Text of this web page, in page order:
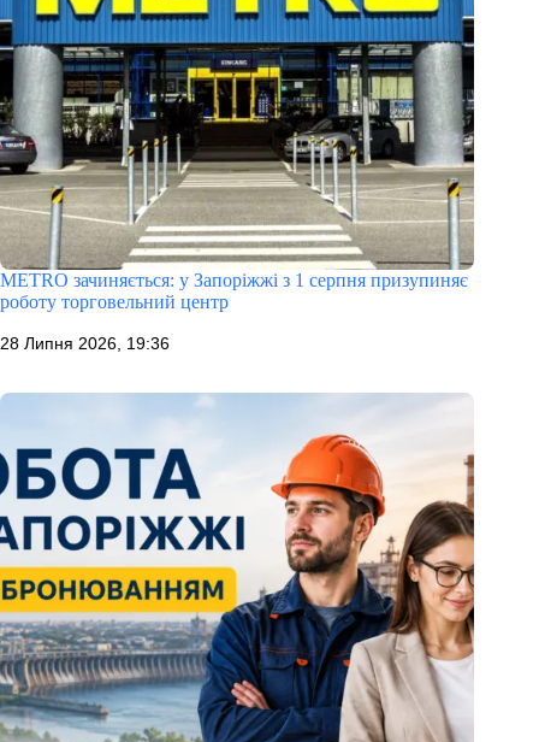
METRO зачиняється: у Запоріжжі з 1 серпня призупиняє
роботу торговельний центр
28 Липня 2026, 19:36